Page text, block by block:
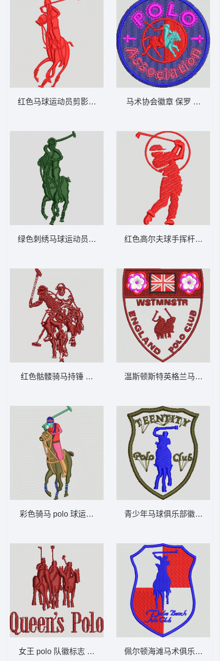
红色马球运动员剪影 保罗 骑马 polo 男
绿色刺绣马球运动员标志 保罗 骑马 polo 男
红色骷髅骑马持锤 保罗 骑马 polo 男
彩色骑马 polo 球运动员 保罗 骑马 polo 男
女王 polo 队徽标志 保罗 骑马 polo 男
马术协会徽章 保罗 骑马
红色高尔夫球手挥杆剪影
温斯顿斯特英格兰马球俱
青少年马球俱乐部徽章 保
佩尔顿海滩马术俱乐部徽